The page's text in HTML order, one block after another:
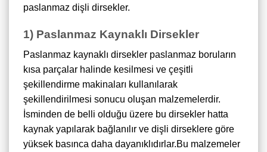
paslanmaz dişli dirsekler.
1) Paslanmaz Kaynaklı Dirsekler
Paslanmaz kaynaklı dirsekler paslanmaz boruların
kısa parçalar halinde kesilmesi ve çeşitli
şekillendirme makinaları kullanılarak
şekillendirilmesi sonucu oluşan malzemelerdir.
İsminden de belli olduğu üzere bu dirsekler hatta
kaynak yapılarak bağlanılır ve dişli dirseklere göre
yüksek basınca daha dayanıklıdırlar.Bu malzemeler